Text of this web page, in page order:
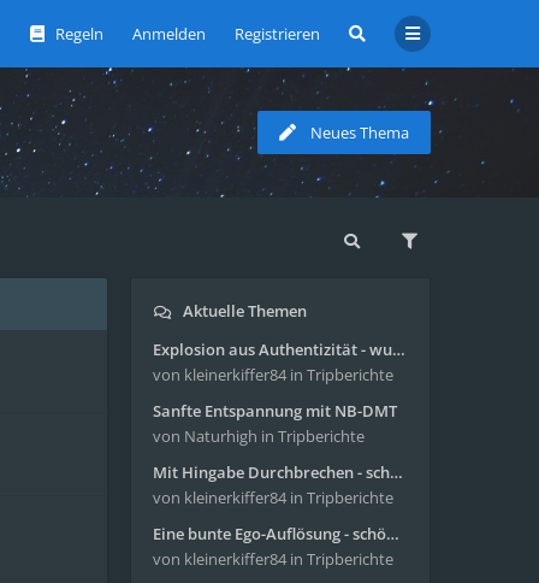
Regeln Anmelden Registrieren
Neues Thema
Aktuelle Themen
Explosion aus Authentizität - wunderbare Reise mit 4g Pilze
von kleinerkiffer84 in Tripberichte
Sanfte Entspannung mit NB-DMT
von Naturhigh in Tripberichte
Mit Hingabe Durchbrechen - schöne Reise mit 4g Pilze
von kleinerkiffer84 in Tripberichte
Eine bunte Ego-Auflösung - schöne Reise mit 4-AcO-DMT
von kleinerkiffer84 in Tripberichte